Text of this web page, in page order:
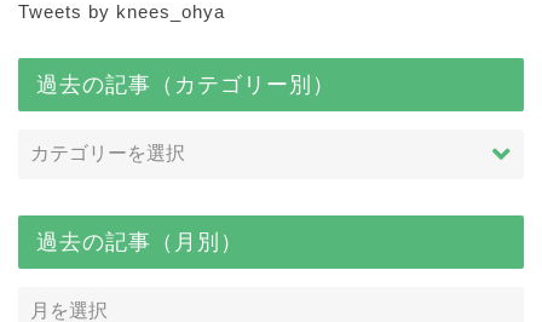
Tweets by knees_ohya
過去の記事（カテゴリー別）
過去の記事（月別）